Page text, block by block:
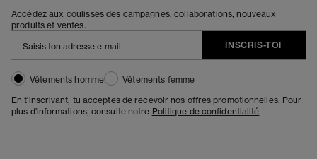
Accédez aux coulisses des campagnes, collaborations, nouveaux
produits et ventes.
INSCRIS-TOI
Vêtements homme
Vêtements femme
En t'inscrivant, tu acceptes de recevoir nos offres promotionnelles. Pour
plus d'informations, consulte notre Politique de confidentialité